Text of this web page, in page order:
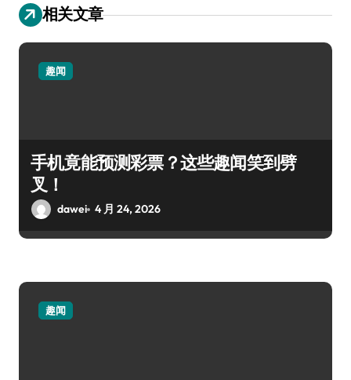
相关文章
趣闻
手机竟能预测彩票？这些趣闻笑到劈
叉！
dawei 4 月 24, 2026
趣闻